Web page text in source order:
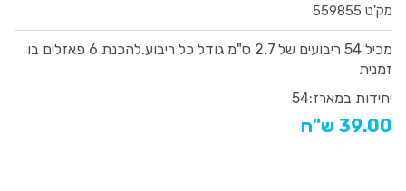
מק'ט 559855
מכיל 54 ריבועים של 2.7 ס"מ גודל כל ריבוע.להכנת 6 פאזלים בו
זמנית
יחידות במארז:54
39.00 ש"ח